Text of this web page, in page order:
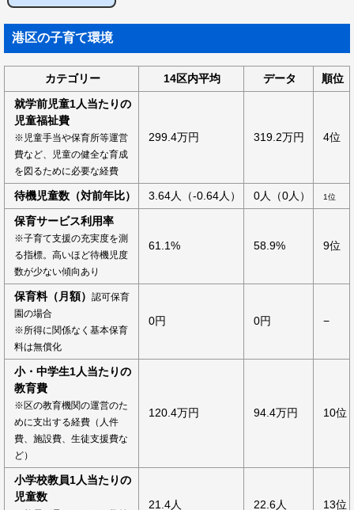
港区の子育て環境
カテゴリー 14区内平均 データ
順位
就学前児童1人当たりの
児童福祉費
※児童手当や保育所等運営
費など、児童の健全な育成
を図るために必要な経費
299.4万円 319.2万円 4位
待機児童数（対前年比） 3.64人（-0.64人） 0人（0人） 1位
保育サービス利用率
※子育て支援の充実度を測
る指標。高いほど待機児度
数が少ない傾向あり
61.1% 58.9% 9位
保育料（月額）
認可保育
園の場合
※所得に関係なく基本保育
料は無償化
0円 0円 −
小・中学生1人当たりの
教育費
※区の教育機関の運営のた
めに支出する経費（人件
費、施設費、生徒支援費な
ど）
120.4万円 94.4万円 10位
小学校教員1人当たりの
児童数
21.4人 22.6人 13位